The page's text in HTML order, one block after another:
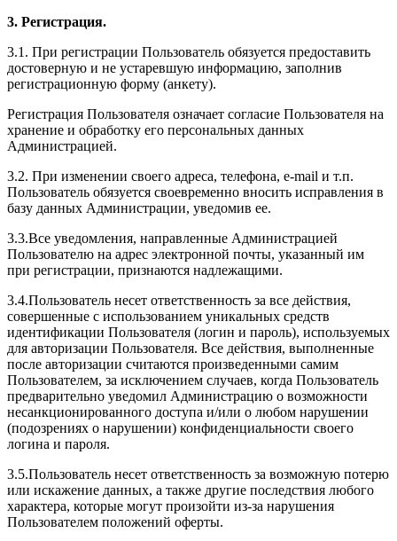
3. Регистрация.
3.1. При регистрации Пользователь обязуется предоставить
достоверную и не устаревшую информацию, заполнив
регистрационную форму (анкету).
Регистрация Пользователя означает согласие Пользователя на
хранение и обработку его персональных данных
Администрацией.
3.2. При изменении своего адреса, телефона, e-mail и т.п.
Пользователь обязуется своевременно вносить исправления в
базу данных Администрации, уведомив ее.
3.3.Все уведомления, направленные Администрацией
Пользователю на адрес электронной почты, указанный им
при регистрации, признаются надлежащими.
3.4.Пользователь несет ответственность за все действия,
совершенные с использованием уникальных средств
идентификации Пользователя (логин и пароль), используемых
для авторизации Пользователя. Все действия, выполненные
после авторизации считаются произведенными самим
Пользователем, за исключением случаев, когда Пользователь
предварительно уведомил Администрацию о возможности
несанкционированного доступа и/или о любом нарушении
(подозрениях о нарушении) конфиденциальности своего
логина и пароля.
3.5.Пользователь несет ответственность за возможную потерю
или искажение данных, а также другие последствия любого
характера, которые могут произойти из-за нарушения
Пользователем положений оферты.